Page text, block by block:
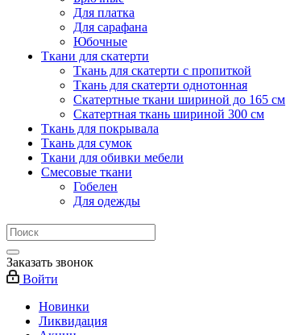
Для платка
Для сарафана
Юбочные
Ткани для скатерти
Ткань для скатерти с пропиткой
Ткань для скатерти однотонная
Скатертные ткани шириной до 165 см
Скатертная ткань шириной 300 см
Ткань для покрывала
Ткань для сумок
Ткани для обивки мебели
Смесовые ткани
Гобелен
Для одежды
Заказать звонок
Войти
Новинки
Ликвидация